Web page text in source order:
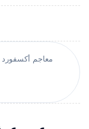
معاجم أكسفورد